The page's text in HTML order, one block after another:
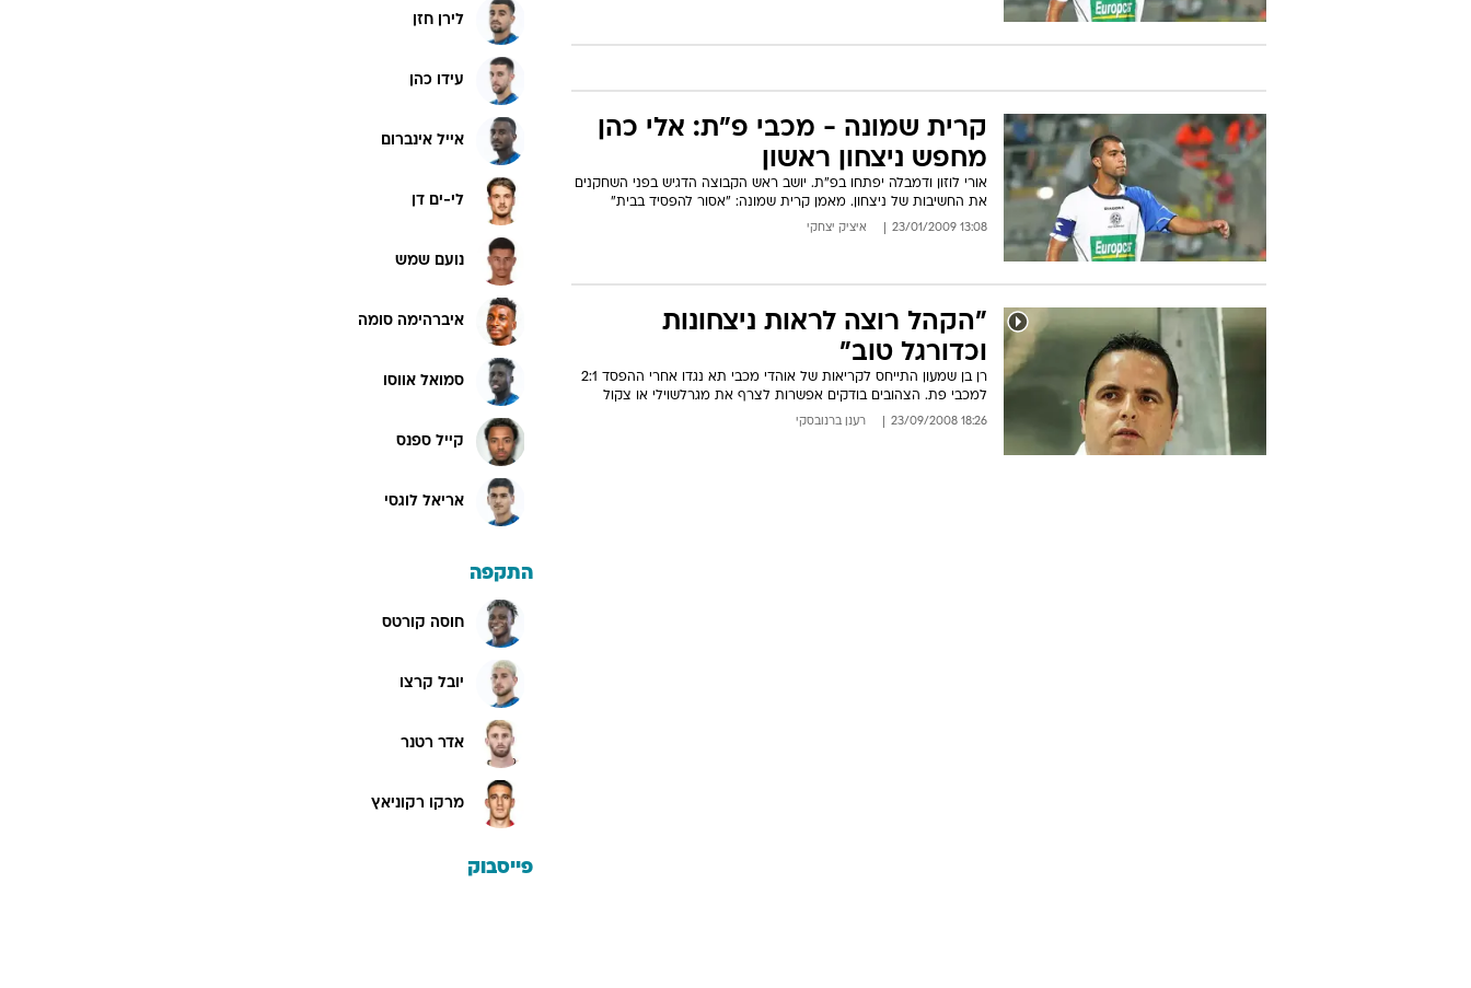
קרית שמונה - מכבי פ"ת: אלי כהן
מחפש ניצחון ראשון
אורי לוזון ודמבלה יפתחו בפ"ת. יושב ראש הקבוצה הדגיש בפני השחקנים
את החשיבות של ניצחון. מאמן קרית שמונה: "אסור להפסיד בבית"
13:08 23/01/2009 איציק יצחקי
"הקהל רוצה לראות ניצחונות
וכדורגל טוב"
רן בן שמעון התייחס לקריאות של אוהדי מכבי תא נגדו אחרי ההפסד 2:1
למכבי פת. הצהובים בודקים אפשרות לצרף את מגרלשוילי או צקול
18:26 23/09/2008 רענן ברנובסקי
לירן חזן
עידו כהן
אייל אינברום
לי-ים דן
נועם שמש
איברהימה סומה
סמואל אווסו
קייל ספנס
אריאל לוגסי
התקפה
חוסה קורטס
יובל קרצו
אדר רטנר
מרקו רקוניאץ
פייסבוק